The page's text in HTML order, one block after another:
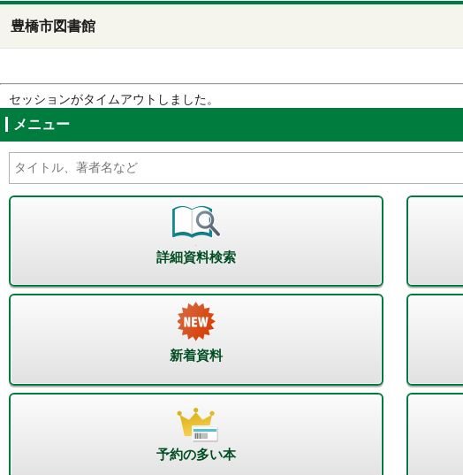
豊橋市図書館
セッションがタイムアウトしました。
メニュー
詳細資料検索
新着資料
予約の多い本